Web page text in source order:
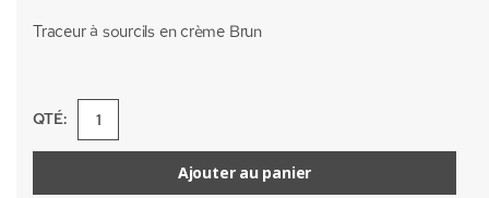
Traceur à sourcils en crème Brun
QTÉ:
Ajouter au panier